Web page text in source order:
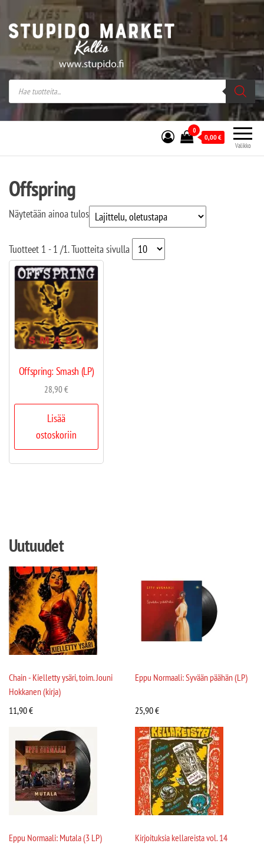
Stupido Market – verkossa ja kivijalassa
Stupido Market on vaihtoehtomusaan
erikoistunut verkko- sekä
kivijalkakauppa Helsingissä Kallion
sydämessä.
Valikko
0
0,00€
Offspring
Näytetään ainoa tulos
Tuotteet 1 - 1 /1. Tuotteita sivulla
Offspring: Smash (LP)
28,90€
Lisää
ostoskoriin
Uutuudet
Chain - Kielletty ysäri, toim. Jouni
Hokkanen (kirja)
11,90€
Eppu Normaali: Syvään päähän (LP)
25,90€
Eppu Normaali: Mutala (3 LP)
Kirjoituksia kellareista vol. 14